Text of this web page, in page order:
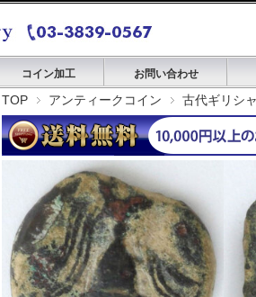
コイン加工 お問い合わせ
TOP アンティークコイン 古代ギリシャ